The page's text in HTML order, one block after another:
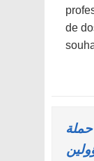
de
درهم.. حملة